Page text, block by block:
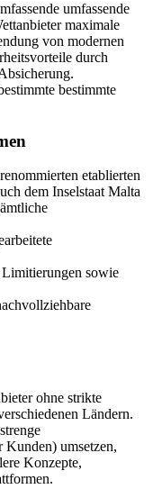
umfassende
maximale
von modernen
durch
bestimmte
etablierten
dem Inselstaat Malta
sowie
ohne strikte
Ländern.
umsetzen,
Konzepte,